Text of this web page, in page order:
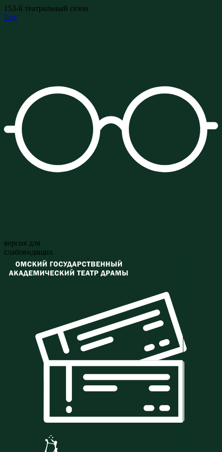
153-й театральный сезон
Eng
версия для
слабовидящих